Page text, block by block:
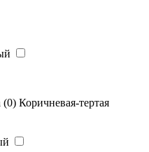
(0) Коричневая-тертая